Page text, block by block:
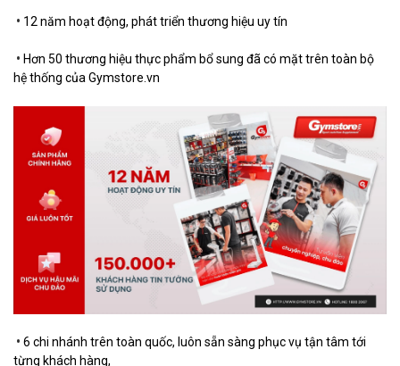
• 12 năm hoạt động, phát triển thương hiệu uy tín
• Hơn 50 thương hiệu thực phẩm bổ sung đã có mặt trên toàn bộ
hệ thống của Gymstore.vn
• 6 chi nhánh trên toàn quốc, luôn sẵn sàng phục vụ tận tâm tới
từng khách hàng,